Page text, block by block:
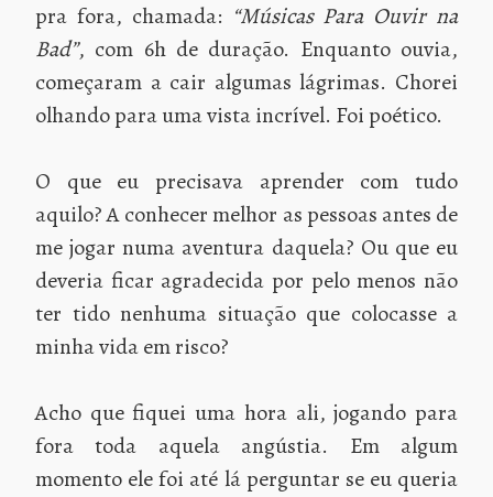
pra fora, chamada: “Músicas Para Ouvir na
Bad”, com 6h de duração. Enquanto ouvia,
começaram a cair algumas lágrimas. Chorei
olhando para uma vista incrível. Foi poético.
O que eu precisava aprender com tudo
aquilo? A conhecer melhor as pessoas antes de
me jogar numa aventura daquela? Ou que eu
deveria ficar agradecida por pelo menos não
ter tido nenhuma situação que colocasse a
minha vida em risco?
Acho que fiquei uma hora ali, jogando para
fora toda aquela angústia. Em algum
momento ele foi até lá perguntar se eu queria